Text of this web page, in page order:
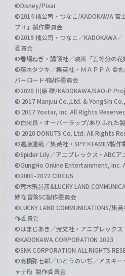
©Disney/Pixar
©2014 橘公司・つなこ/KADOKAWA 富
ブⅡ」製作委員会
©2019 橘公司・つなこ／KADOKAWA
委員会
©春場ねぎ・講談社／映画「五等分の花
©藤本タツキ／集英社・ＭＡＰＰＡ ©丸
バーロード4製作委員会
©2020 川原 礫/KADOKAWA/SAO-P
© 2017 Manjuu Co.,Ltd. & YongShi
© 2017 Yostar, Inc. All Rights
©白米良・オーバーラップ/ありふれた
© 2020 DONUTS Co. Ltd. All Rights
©遠藤達哉／集英社・SPY×FAMILY製作
©Spider Lily／アニプレックス・ABCア
©GungHo Online Entertainment, Inc.
©2001-2022 CIRCUS
©荒木飛呂彦&LUCKY LAND
妙な冒険SC製作委員会
©LUCKY LAND COMMUNICATIONS/集
作委員会
©はまじあき／芳文社・アニプレックス
©KADOKAWA CORPORATION 2023
©SNK CORPORATION ALL RIGHTS
©高橋弥七郎／いとうのいぢ／アスキー
ャナF』製作委員会